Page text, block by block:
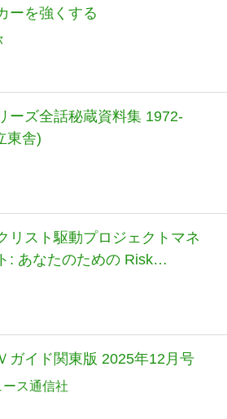
ーを強くする
ーズ全話秘蔵資料集 1972-
東舎)
リスト駆動プロジェクトマネ
: あなたのための Risk
Manual
ガイド関東版 2025年12月号
ス通信社